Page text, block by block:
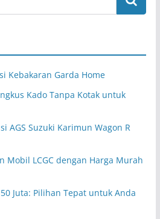
Kebakaran Garda Home
Kado Tanpa Kotak untuk
AGS Suzuki Karimun Wagon R
Mobil LCGC dengan Harga Murah
Juta: Pilihan Tepat untuk Anda